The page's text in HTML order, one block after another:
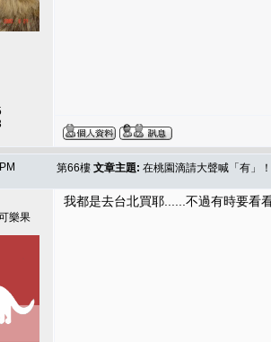
第66樓 文章主題: 在桃園滴請大聲喊「有」
樂果
我都是去台北買耶......不過有時要看